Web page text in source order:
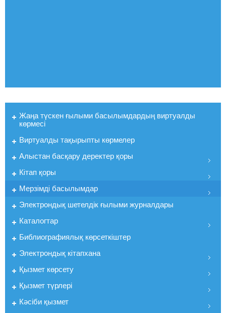
Жаңа түскен ғылыми басылымдардың виртуалды
көрмесі
Виртуалды тақырыпты көрмелер
Алыстан басқару деректер қоры
Кiтап қоры
Мерзiмдi басылымдар
Электрондық шетелдік ғылыми журналдары
Каталогтар
Библиографиялық көрсеткiштер
Электрондық кiтапхана
Қызмет көрсету
Қызмет түрлері
Кәсіби қызмет